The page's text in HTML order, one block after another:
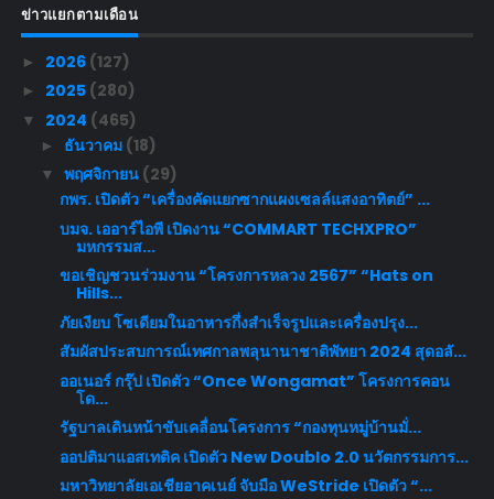
ข่าวแยกตามเดือน
► 2026 (127)
► 2025 (280)
▼ 2024 (465)
► ธันวาคม (18)
▼ พฤศจิกายน (29)
กพร. เปิดตัว “เครื่องคัดแยกซากแผงเซลล์แสงอาทิตย์” ...
บมจ. เออาร์ไอพี เปิดงาน “COMMART TECHXPRO”
มหกรรมส...
ขอเชิญชวนร่วมงาน “โครงการหลวง 2567” “Hats on
Hills...
ภัยเงียบ โซเดียมในอาหารกึ่งสำเร็จรูปและเครื่องปรุง...
สัมผัสประสบการณ์เทศกาลพลุนานาชาติพัทยา 2024 สุดอลั...
ออเนอร์ กรุ๊ป เปิดตัว “Once Wongamat” โครงการคอน
โด...
รัฐบาลเดินหน้าขับเคลื่อนโครงการ “กองทุนหมู่บ้านมั่...
ออปติมาแอสเทติค เปิดตัว New Doublo 2.0 นวัตกรรมการ...
มหาวิทยาลัยเอเชียอาคเนย์ จับมือ WeStride เปิดตัว “...